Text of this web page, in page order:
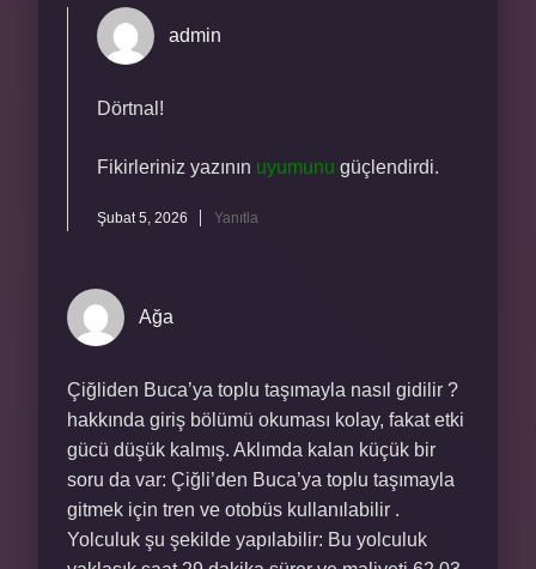
admin
Dörtnal!
Fikirleriniz yazının uyumunu güçlendirdi.
Şubat 5, 2026 Yanıtla
Ağa
Çiğliden Buca’ya toplu taşımayla nasıl gidilir ?
hakkında giriş bölümü okuması kolay, fakat etki
gücü düşük kalmış. Aklımda kalan küçük bir
soru da var: Çiğli’den Buca’ya toplu taşımayla
gitmek için tren ve otobüs kullanılabilir .
Yolculuk şu şekilde yapılabilir: Bu yolculuk